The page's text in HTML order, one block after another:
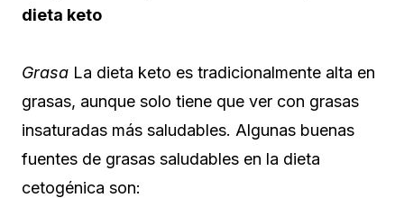
dieta keto
Grasa La dieta keto es tradicionalmente alta en
grasas, aunque solo tiene que ver con grasas
insaturadas más saludables. Algunas buenas
fuentes de grasas saludables en la dieta
cetogénica son: